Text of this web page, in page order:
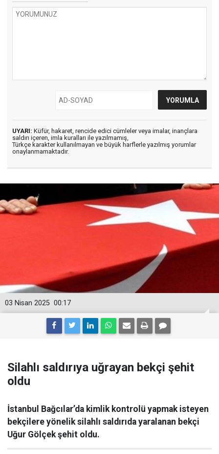
UYARI: Küfür, hakaret, rencide edici cümleler veya imalar, inançlara
saldırı içeren, imla kuralları ile yazılmamış,
Türkçe karakter kullanılmayan ve büyük harflerle yazılmış yorumlar
onaylanmamaktadır.
00:17
03 Nisan 2025
Silahlı saldırıya uğrayan bekçi şehit
oldu
İstanbul Bağcılar’da kimlik kontrolü yapmak isteyen
bekçilere yönelik silahlı saldırıda yaralanan bekçi
Uğur Gölçek şehit oldu.